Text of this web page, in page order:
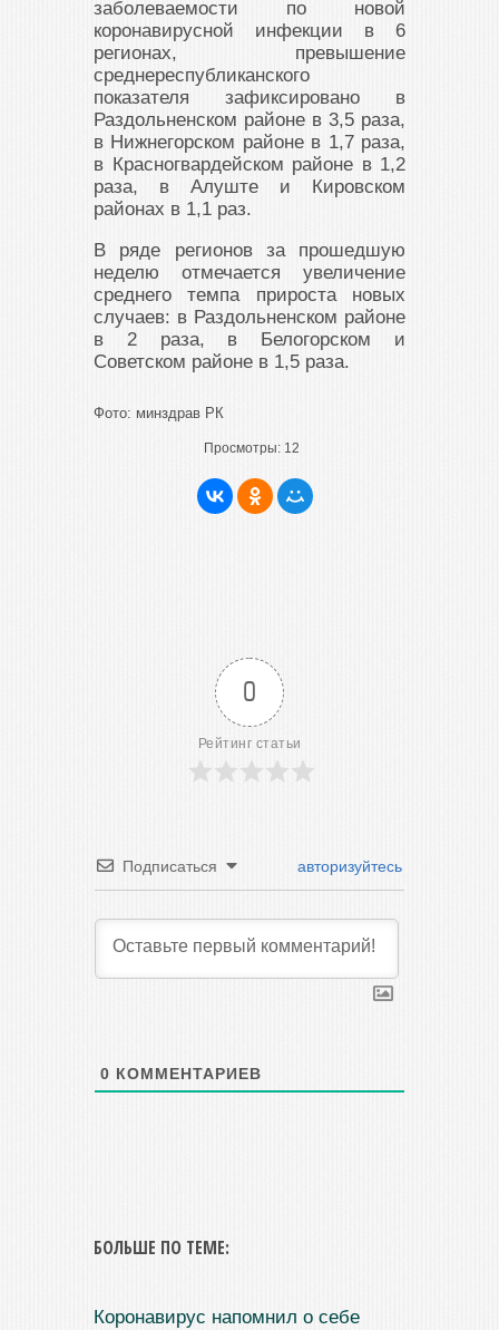
заболеваемости по новой
коронавирусной инфекции в 6
регионах, превышение
среднереспубликанского
показателя зафиксировано в
Раздольненском районе в 3,5 раза,
в Нижнегорском районе в 1,7 раза,
в Красногвардейском районе в 1,2
раза, в Алуште и Кировском
районах в 1,1 раз.
В ряде регионов за прошедшую
неделю отмечается увеличение
среднего темпа прироста новых
случаев: в Раздольненском районе
в 2 раза, в Белогорском и
Советском районе в 1,5 раза.
Фото: минздрав РК
Просмотры: 12
0
Рейтинг статьи
Подписаться авторизуйтесь
0 КОММЕНТАРИЕВ
БОЛЬШЕ ПО ТЕМЕ:
Коронавирус напомнил о себе